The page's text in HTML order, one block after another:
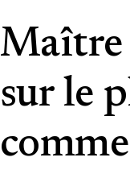
Maître
sur le